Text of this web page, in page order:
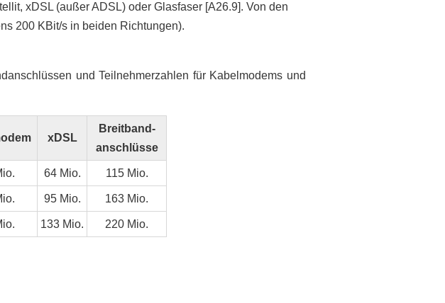
xDSL (außer ADSL) oder Glasfaser [A26.9]. Von den
200 KBit/s in beiden Richtungen).
und Teilnehmerzahlen für Kabelmodems und
xDSL
Breitband-
anschlüsse
64 Mio. 115 Mio.
95 Mio. 163 Mio.
133 Mio. 220 Mio.